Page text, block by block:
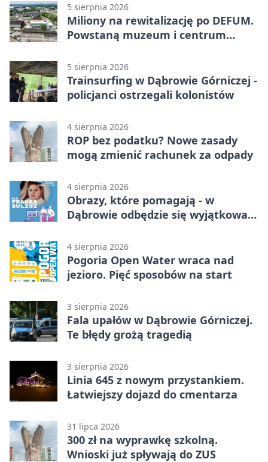
5 sierpnia 2026
Miliony na rewitalizację po DEFUM.
Powstaną muzeum i centrum
5 sierpnia 2026
Trainsurfing w Dąbrowie Górniczej -
policjanci ostrzegali kolonistów
4 sierpnia 2026
ROP bez podatku? Nowe zasady
mogą zmienić rachunek za odpady
4 sierpnia 2026
Obrazy, które pomagają - w
Dąbrowie odbędzie się wyjątkowa
4 sierpnia 2026
Pogoria Open Water wraca nad
jezioro. Pięć sposobów na start
3 sierpnia 2026
Fala upałów w Dąbrowie Górniczej.
Te błędy grożą tragedią
3 sierpnia 2026
Linia 645 z nowym przystankiem.
Łatwiejszy dojazd do cmentarza
31 lipca 2026
300 zł na wyprawkę szkolną.
Wnioski już spływają do ZUS